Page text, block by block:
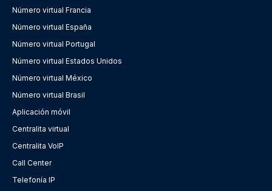
Número virtual Francia
Número virtual España
Número virtual Portugal
Número virtual Estados Unidos
Número virtual México
Número virtual Brasil
Aplicación móvil
Centralita virtual
Centralita VoIP
Call Center
Telefonía IP